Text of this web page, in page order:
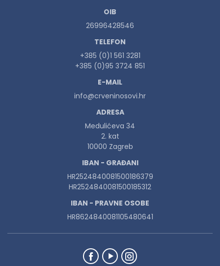
OIB
26996428546
TELEFON
+385 (0)1 561 3281
+385 (0)95 3724 851
E-MAIL
info@crveninosovi.hr
ADRESA
Medulićeva 34
2. kat
10000 Zagreb
IBAN - GRAĐANI
HR2524840081500186379
HR2524840081500185312
IBAN - PRAVNE OSOBE
HR8624840081105480641